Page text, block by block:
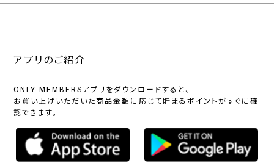
アプリのご紹介
ONLY MEMBERSアプリをダウンロードすると、
お買い上げいただいた商品金額に応じて貯まるポイントがすぐに確
認できます。